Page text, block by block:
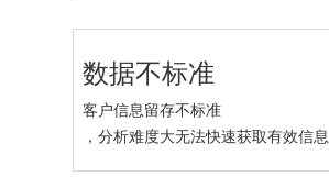
数据不标准
客户信息留存不标准
，分析难度大无法快速获取有效信息